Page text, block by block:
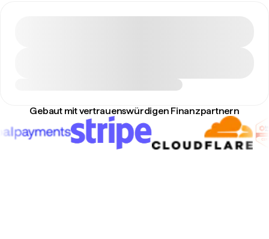
Gebaut mit vertrauenswürdigen Finanzpartnern